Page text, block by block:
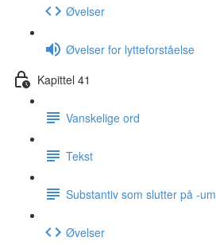
Øvelser
Øvelser for lytteforståelse
Kapittel 41
Vanskelige ord
Tekst
Substantiv som slutter på -um
Øvelser